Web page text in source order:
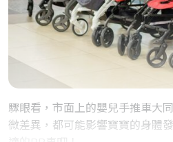
驟眼看，市面上的嬰兒手推車大
微差異，都可能影響寶寶的身體